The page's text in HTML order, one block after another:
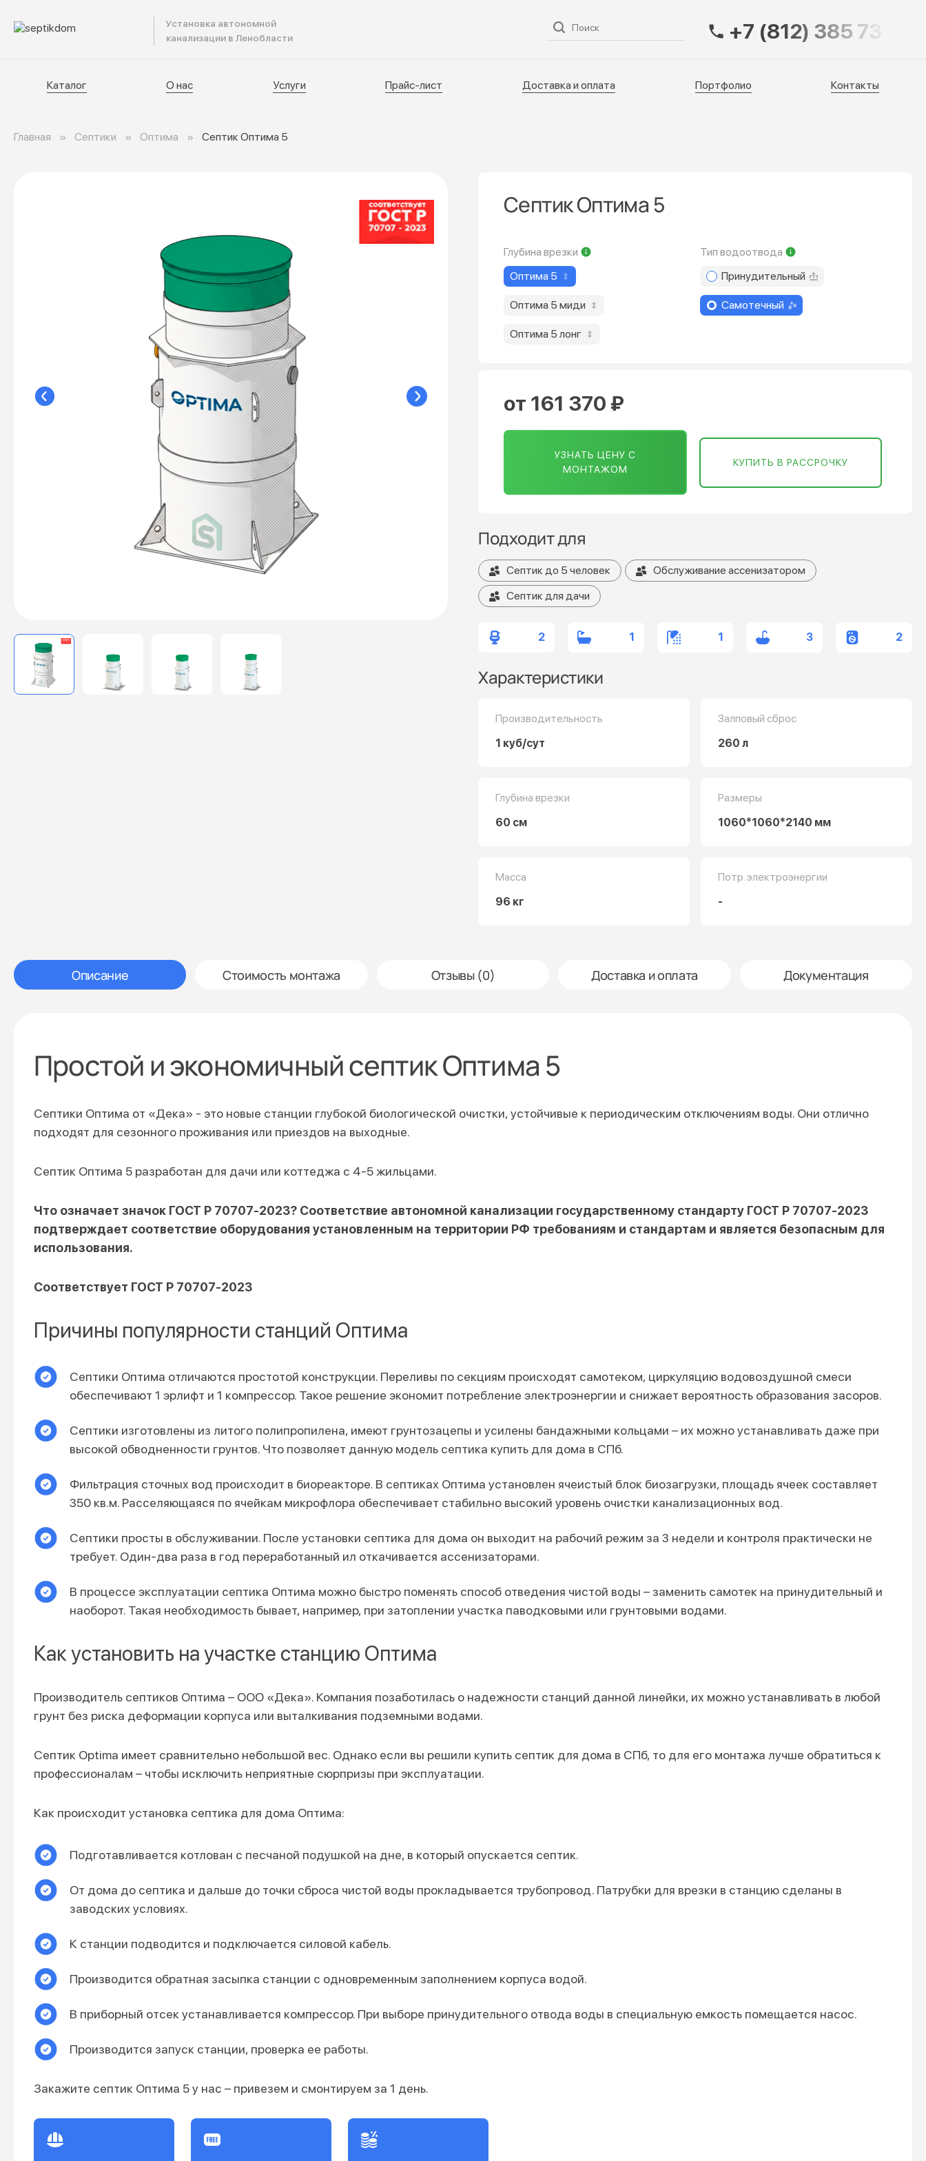
Установка автономной
канализации в Ленобласти
Каталог Доставка и оплата Контакты+7 (812) 385 73 83
Каталог О нас Услуги Прайс-лист Доставка и оплата Портфолио Контакты
Главная Септики Оптима Септик Оптима 5
Септик Оптима 5
Глубина врезки
Оптима 5
Оптима 5 миди
Оптима 5 лонг
Тип водоотвода
Принудительный
Самотечный
от 161 370 ₽
УЗНАТЬ ЦЕНУ С
МОНТАЖОМ
КУПИТЬ В РАССРОЧКУ
Подходит для
Септик до 5 человек
Обслуживание ассенизатором
Септик для дачи
2 1 1 3 2
Характеристики
Производительность
1 куб/сут
Залповый сброс
260 л
Глубина врезки
60 см
Размеры
1060*1060*2140 мм
Масса
96 кг
Потр. электроэнергии
-
Описание Стоимость монтажа Отзывы (0) Доставка и оплата Документация
Простой и экономичный септик Оптима 5
Септики Оптима от «Дека» - это новые станции глубокой биологической очистки, устойчивые к периодическим отключениям воды. Они отлично
подходят для сезонного проживания или приездов на выходные.
Септик Оптима 5 разработан для дачи или коттеджа с 4-5 жильцами.
Что означает значок ГОСТ Р 70707-2023? Соответствие автономной канализации государственному стандарту ГОСТ Р 70707-2023
подтверждает соответствие оборудования установленным на территории РФ требованиям и стандартам и является безопасным для
использования.
Соответствует ГОСТ Р 70707-2023
Причины популярности станций Оптима
Септики Оптима отличаются простотой конструкции. Переливы по секциям происходят самотеком, циркуляцию водовоздушной смеси
обеспечивают 1 эрлифт и 1 компрессор. Такое решение экономит потребление электроэнергии и снижает вероятность образования засоров.
Септики изготовлены из литого полипропилена, имеют грунтозацепы и усилены бандажными кольцами – их можно устанавливать даже при
высокой обводненности грунтов. Что позволяет данную модель септика купить для дома в СПб.
Фильтрация сточных вод происходит в биореакторе. В септиках Оптима установлен ячеистый блок биозагрузки, площадь ячеек составляет
350 кв.м. Расселяющаяся по ячейкам микрофлора обеспечивает стабильно высокий уровень очистки канализационных вод.
Септики просты в обслуживании. После установки септика для дома он выходит на рабочий режим за 3 недели и контроля практически не
требует. Один-два раза в год переработанный ил откачивается ассенизаторами.
В процессе эксплуатации септика Оптима можно быстро поменять способ отведения чистой воды – заменить самотек на принудительный и
наоборот. Такая необходимость бывает, например, при затоплении участка паводковыми или грунтовыми водами.
Как установить на участке станцию Оптима
Производитель септиков Оптима – ООО «Дека». Компания позаботилась о надежности станций данной линейки, их можно устанавливать в любой
грунт без риска деформации корпуса или выталкивания подземными водами.
Септик Optima имеет сравнительно небольшой вес. Однако если вы решили купить септик для дома в СПб, то для его монтажа лучше обратиться к
профессионалам – чтобы исключить неприятные сюрпризы при эксплуатации.
Как происходит установка септика для дома Оптима:
Подготавливается котлован с песчаной подушкой на дне, в который опускается септик.
От дома до септика и дальше до точки сброса чистой воды прокладывается трубопровод. Патрубки для врезки в станцию сделаны в
заводских условиях.
К станции подводится и подключается силовой кабель.
Производится обратная засыпка станции с одновременным заполнением корпуса водой.
В приборный отсек устанавливается компрессор. При выборе принудительного отвода воды в специальную емкость помещается насос.
Производится запуск станции, проверка ее работы.
Закажите септик Оптима 5 у нас – привезем и смонтируем за 1 день.